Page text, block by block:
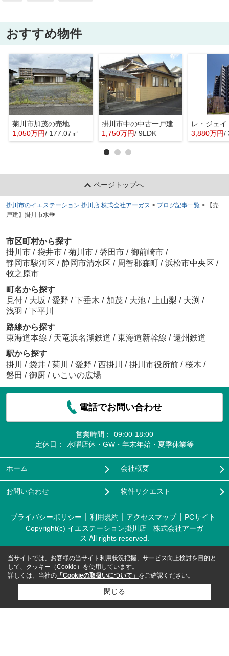
おすすめ物件
菊川市加茂の売地
1,050万円/ 177.07㎡
掛川市中の中古一戸建
1,750万円/ 9LDK
レ・ジェ
3,880万円/
ページトップへ
掛川市のイエステーション 掛川店 株式会社アーガス > ブログ記事一覧 >
【売
戸建】掛川市水垂
市区町村から探す
掛川市 / 袋井市 / 菊川市 / 磐田市 / 御前崎市 /
静岡市駿河区 / 静岡市清水区 / 周智郡森町 / 浜松市中央区 /
牧之原市
町名から探す
見付 / 大坂 / 愛野 / 下垂木 / 加茂 / 大池 / 上山梨 / 大渕 /
浅羽 / 下平川
路線から探す
東海道本線 / 天竜浜名湖鉄道 / 東海道新幹線 / 遠州鉄道
駅から探す
掛川
/ 袋井 / 菊川 / 愛野 / 西掛川 / 掛川市役所前 / 桜木 /
磐田 / 御厨 / いこいの広場
電話でお問い合わせ
営業時間：
09:00-18:00
定休日：
水曜店休・GW・年末年始・夏季休業等
ホーム 会社概要
お問い合わせ 物件リクエスト
プライバシーポリシー 利用規約 アクセスマップ
PCサイト
Copyright(c) イエステーション掛川店 株式会社アーガ
ス All rights reserved.
当サイトでは、お客様の当サイト利用状況把握、サービス向上検討を目的と
して、クッキー（Cookie）を使用しています。
詳しくは、当社の 「Cookieの取扱いについて」 をご確認ください。
閉じる